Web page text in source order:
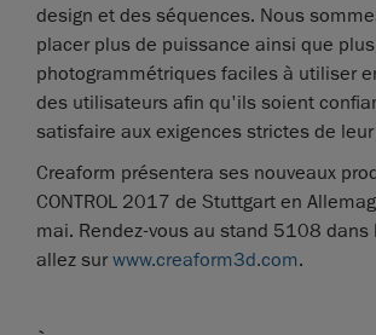
design et des séquences. Nous
placer plus de puissance ainsi que
photogrammétriques faciles à utiliser
des utilisateurs afin qu'ils soient
satisfaire aux exigences strictes de
Creaform présentera ses nouveaux
CONTROL 2017 de Stuttgart en
mai. Rendez-vous au stand 5108 dans
allez surwww.creaform3d.com.